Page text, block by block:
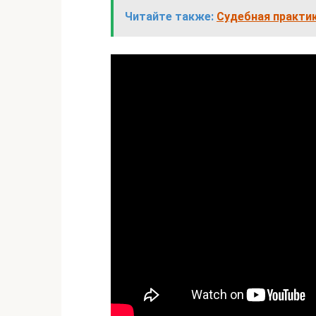
Читайте также: Судебная